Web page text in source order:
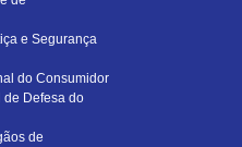
e Segurança
do Consumidor
de Defesa do
de